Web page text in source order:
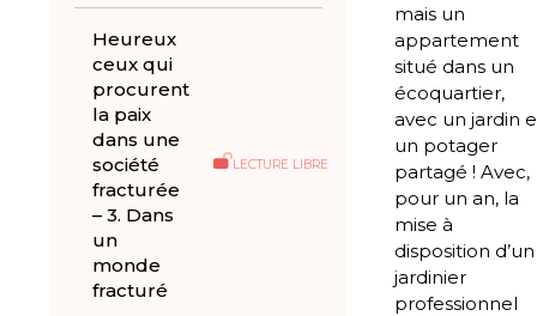
Heureux
ceux qui
procurent
la paix
dans une
société
fracturée
– 3. Dans
un
monde
fracturé
LECTURE LIBRE
mais un
appartement
situé dans un
écoquartier,
avec un jardin
un potager
partagé ! Avec,
pour un an, la
mise à
disposition d’un
jardinier
professionnel